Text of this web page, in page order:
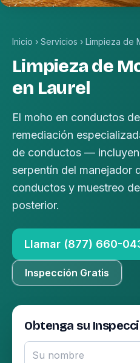
Inicio › Servicios › Limpieza de
Limpieza de
en Laurel
El moho en conductos
remediación
de conductos —
serpentín del manejador
conductos y muestreo
posterior.
Llamar (877) 660-
Inspección Gratis
Obtenga su